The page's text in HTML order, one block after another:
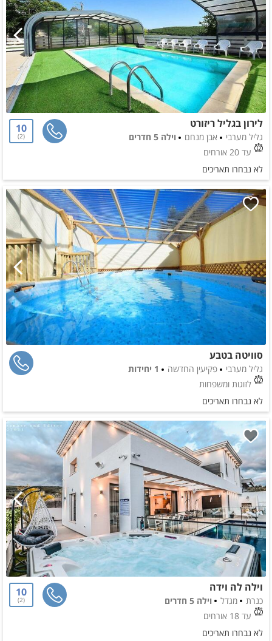
לירון בגליל ריזורט
גליל מערבי אבן מנחם
וילה 5 חדרים
עד 20 אורחים
10
2
לא נבחרו תאריכים
סוויטה בטבע
גליל מערבי פקיעין החדשה
1 יחידות
לזוגות ומשפחות
לא נבחרו תאריכים
וילה לה וידה
כנרת מגדל
וילה 5 חדרים
עד 18 אורחים
10
2
לא נבחרו תאריכים